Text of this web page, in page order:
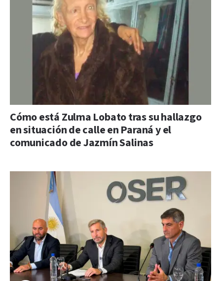
Cómo está Zulma Lobato tras su hallazgo
en situación de calle en Paraná y el
comunicado de Jazmín Salinas